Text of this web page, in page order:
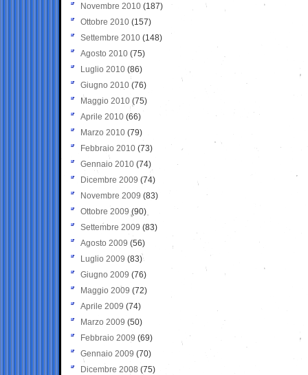
Novembre 2010 (187)
Ottobre 2010 (157)
Settembre 2010 (148)
Agosto 2010 (75)
Luglio 2010 (86)
Giugno 2010 (76)
Maggio 2010 (75)
Aprile 2010 (66)
Marzo 2010 (79)
Febbraio 2010 (73)
Gennaio 2010 (74)
Dicembre 2009 (74)
Novembre 2009 (83)
Ottobre 2009 (90)
Settembre 2009 (83)
Agosto 2009 (56)
Luglio 2009 (83)
Giugno 2009 (76)
Maggio 2009 (72)
Aprile 2009 (74)
Marzo 2009 (50)
Febbraio 2009 (69)
Gennaio 2009 (70)
Dicembre 2008 (75)